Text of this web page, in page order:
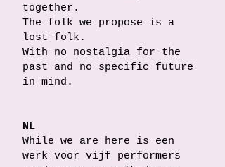
together.
The folk we propose is a
lost folk.
With no nostalgia for the
past and no specific future
in mind.
NL
While we are here is een
werk voor vijf performers